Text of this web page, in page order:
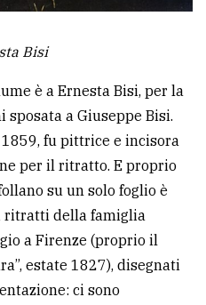
Bisi
è a Ernesta Bisi, per la
sposata a Giuseppe Bisi.
fu pittrice e incisora
per il ritratto. E proprio
su un solo foglio è
ritratti della famiglia
a Firenze (proprio il
estate 1827), disegnati
ci sono